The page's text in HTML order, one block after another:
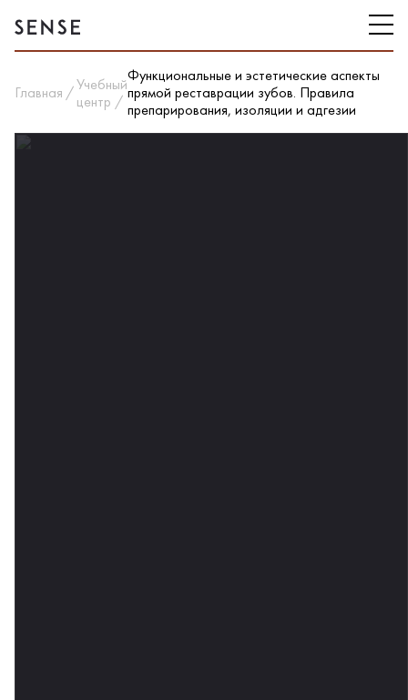
Главная
Учебный
центр
Функциональные и эстетические аспекты
прямой реставрации зубов. Правила
препарирования, изоляции и адгезии